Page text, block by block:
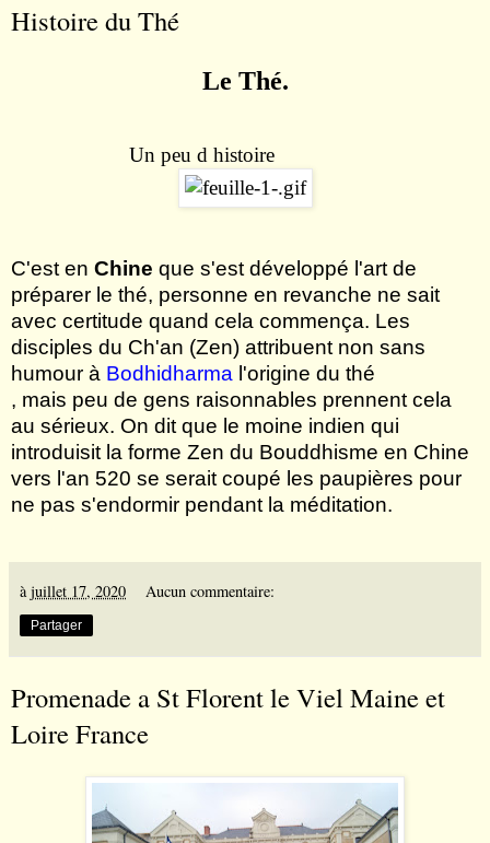
Histoire du Thé
Le Thé.
Un peu d histoire
C'est en Chine que s'est développé l'art de
préparer le thé, personne en revanche ne sait
avec certitude quand cela commença. Les
disciples du Ch'an (Zen) attribuent non sans
humour à Bodhidharma l'origine du thé
, mais peu de gens raisonnables prennent cela
au sérieux. On dit que le moine indien qui
introduisit la forme Zen du Bouddhisme en Chine
vers l'an 520 se serait coupé les paupières pour
ne pas s'endormir pendant la méditation.
à juillet 17, 2020 Aucun commentaire:
Partager
Promenade a St Florent le Viel Maine et
Loire France